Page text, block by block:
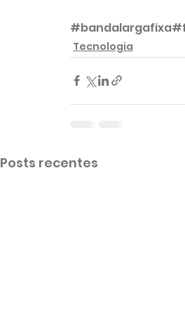
#bandalargafixa
Tecnologia
Posts recentes